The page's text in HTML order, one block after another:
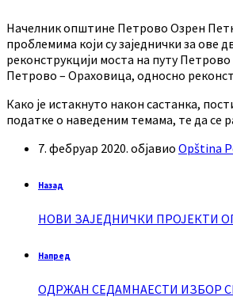
Начелник општине Петрово Озрен
проблемима који су заједнички за ове
реконструкцији моста на путу
Петрово – Ораховица, односно
Како је истакнуто након састанка,
податке о наведеним темама, те да се
7. фебруар 2020. објавио Opština
Назад
НОВИ ЗАЈЕДНИЧКИ ПРОЈЕКТИ
Напред
ОДРЖАН СЕДАМНАЕСТИ ИЗБОР